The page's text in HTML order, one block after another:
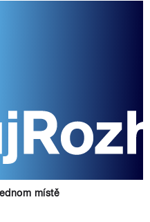
místě